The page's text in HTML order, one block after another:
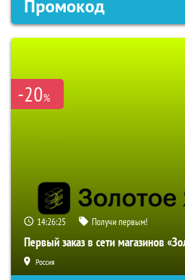
Промокод
-20%
14:26:24 Получи первым!
Первый заказ в сети магазинов
Россия